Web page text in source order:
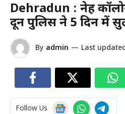
Dehradun : नेहरू
दून पुलिस ने 5 दिन में
By admin — Last
Follow Us